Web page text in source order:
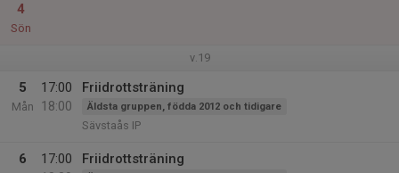
4
Sön
v.19
5
Mån
17:00
18:00
Friidrottsträning
Äldsta gruppen, födda 2012 och tidigare
Sävstaås IP
6
17:00
Friidrottsträning